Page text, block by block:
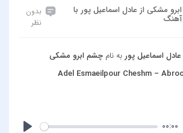
مشکی از عادل اسماعیل پور با
بدون
نظر
عادل اسماعیل پوربه نامچشم ابرو مشکی
Adel Esmaeilpour Cheshm –
00:00